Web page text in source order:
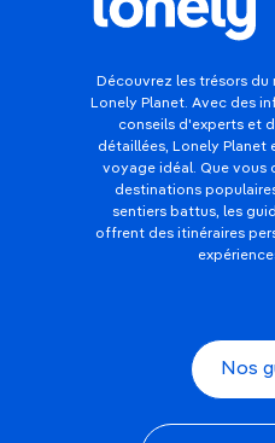
Découvrez les trésors
Lonely Planet. Avec des
conseils d'experts et
détaillées, Lonely
voyage idéal. Que vous
destinations
sentiers battus, les
offrent des itinéraires
Nos